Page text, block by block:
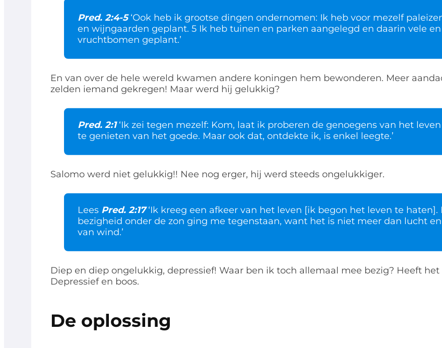
Pred. 2:4-5‘Ook heb ik grootse dingen ondernomen: Ik heb voor mezelf
en wijngaarden geplant. 5 Ik heb tuinen en parken aangelegd en daarin vele
vruchtbomen geplant.’
En van over de hele wereld kwamen andere koningen hem bewonderen. Meer
zelden iemand gekregen! Maar werd hij gelukkig?
Pred. 2:1‘Ik zei tegen mezelf: Kom, laat ik proberen de genoegens van het
te genieten van het goede. Maar ook dat, ontdekte ik, is enkel leegte.’
Salomo werd niet gelukkig!! Nee nog erger, hij werd steeds ongelukkiger.
Lees Pred. 2:17‘Ik kreeg een afkeer van het leven [ik begon het leven te haten].
bezigheid onder de zon ging me tegenstaan, want het is niet meer dan lucht
van wind.’
Diep en diep ongelukkig, depressief! Waar ben ik toch allemaal mee bezig? Heeft
Depressief en boos.
De oplossing